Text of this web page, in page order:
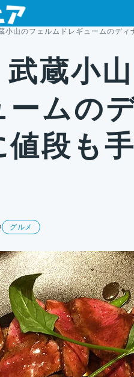
小山のフェルムドレギュームのデ
武蔵小
ームの
段も
グルメ